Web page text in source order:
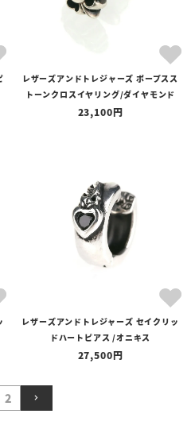
レザーズアンドトレジャーズ ポープスス
トーンクロスイヤリング/ダイヤモンド
23,100
レザーズアンドトレジャーズ セイクリッ
ドハートピアス /オニキス
27,500
2